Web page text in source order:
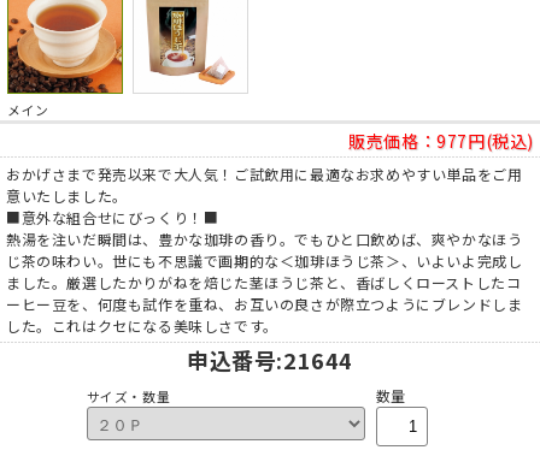
メイン
販売価格：977円(税込)
おかげさまで発売以来で大人気！ご試飲用に最適なお求めやすい単品をご用
意いたしました。
■意外な組合せにびっくり！■
熱湯を注いだ瞬間は、豊かな珈琲の香り。でもひと口飲めば、爽やかなほう
じ茶の味わい。世にも不思議で画期的な＜珈琲ほうじ茶＞、いよいよ完成し
ました。厳選したかりがねを焙じた茎ほうじ茶と、香ばしくローストしたコ
ーヒー豆を、何度も試作を重ね、お互いの良さが際立つようにブレンドしま
した。これはクセになる美味しさです。
申込番号:21644
サイズ・数量 数量